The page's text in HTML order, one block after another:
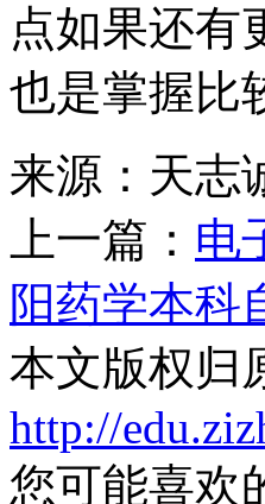
点如果还有
也是掌握比
来源：天志
上一篇： 电
阳药学本科
本文版权归
http://
您可能喜欢